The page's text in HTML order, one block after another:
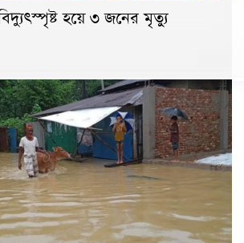
হয়ে ৩ জনের মৃত্যু